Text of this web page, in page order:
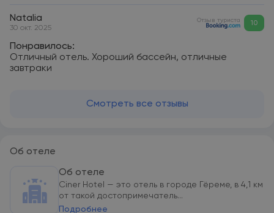
Natalia
30 окт. 2025
Отзыв туриста 10
Понравилось:
Отличный отель. Хороший бассейн, отличные
завтраки
Смотреть все отзывы
Об отеле
Об отеле
Ciner Hotel — это отель в городе Гёреме, в 4,1 км
от такой достопримечатель...
Подробнее